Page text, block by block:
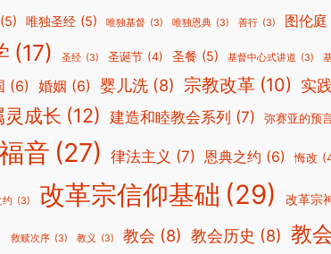
(5) 唯独圣经 (5) 唯独基督 (3) 唯独恩典 (3) 善行 (3) 图伦庭
(17) 圣经 (3) 圣诞节 (4) 圣餐 (5) 基督中心式讲道 (3)
(6) 婚姻 (6) 婴儿洗 (8) 宗教改革 (10) 实
灵成长 (12) 建造和睦教会系列 (7) 弥赛亚的预
音 (27) 律法主义 (7) 恩典之约 (6) 悔改
约 (3) 改革宗信仰基础 (29) 改革宗
救赎次序 (3) 教义 (3) 教会 (8) 教会历史 (8) 教